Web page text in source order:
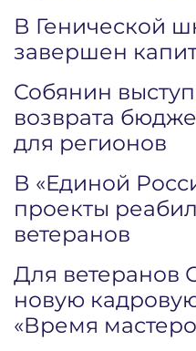
В Генической
завершен
Собянин
возврата
для регионов
В «Единой
проекты
ветеранов
Для ветеранов
новую
«Время